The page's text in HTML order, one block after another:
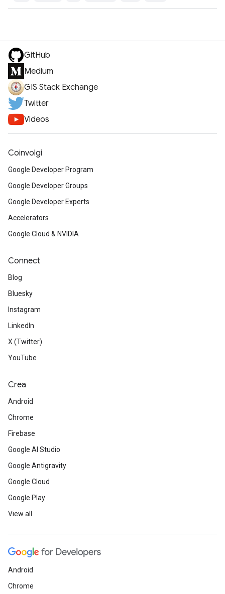
GitHub
Medium
GIS Stack Exchange
Twitter
Videos
Coinvolgi
Google Developer Program
Google Developer Groups
Google Developer Experts
Accelerators
Google Cloud & NVIDIA
Connect
Blog
Bluesky
Instagram
LinkedIn
X (Twitter)
YouTube
Crea
Android
Chrome
Firebase
Google AI Studio
Google Antigravity
Google Cloud
Google Play
View all
Android
Chrome